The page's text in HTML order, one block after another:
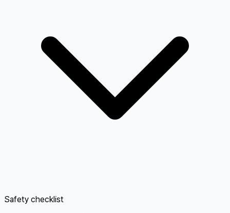
Safety checklist